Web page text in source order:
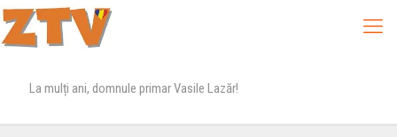
La mulți ani, domnule primar Vasile Lazăr!